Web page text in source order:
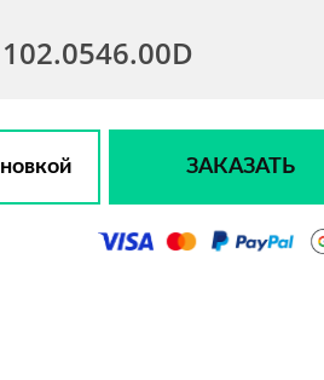
ЗАКАЗАТЬ